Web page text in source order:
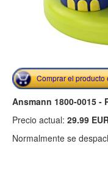
Comprar el producto
Ansmann 1800-0015
Precio actual: 29.99
Normalmente se